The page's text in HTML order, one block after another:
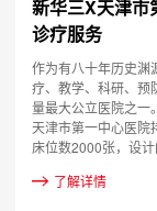
新华三X天津市
诊疗服务
作为有八十年历史渊
疗、教学、科研、预
量最大公立医院之一
天津市第一中心医院
床位数2000张，设计
了解详情